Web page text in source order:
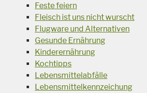
Feste feiern
Fleisch ist uns nicht wurscht
Flugware und Alternativen
Gesunde Ernährung
Kinderernährung
Kochtipps
Lebensmittelabfälle
Lebensmittelkennzeichung